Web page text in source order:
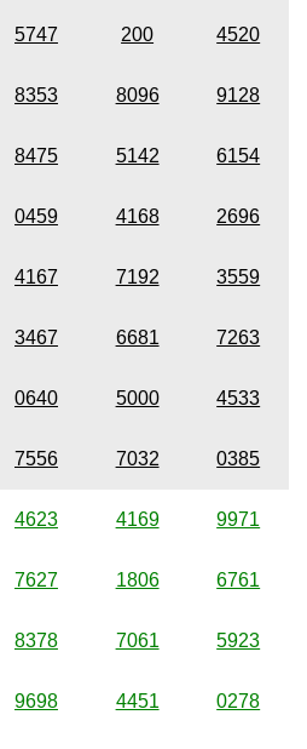
5747 200 4520
8353 8096 9128
8475 5142 6154
0459 4168 2696
4167 7192 3559
3467 6681 7263
0640 5000 4533
7556 7032 0385
4623 4169 9971
7627 1806 6761
8378 7061 5923
9698 4451 0278